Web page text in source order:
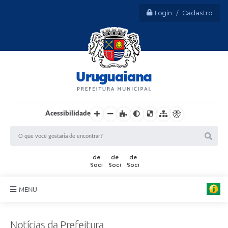
Login / Cadastro
Acessibilidade
MENU
Notícias da Prefeitura